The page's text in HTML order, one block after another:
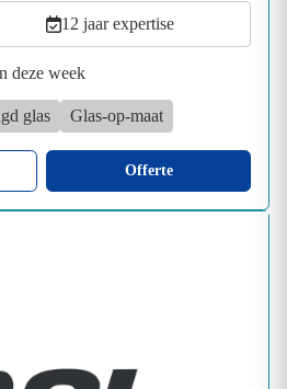
12 jaar expertise
deze week
glas Glas-op-maat
Offerte